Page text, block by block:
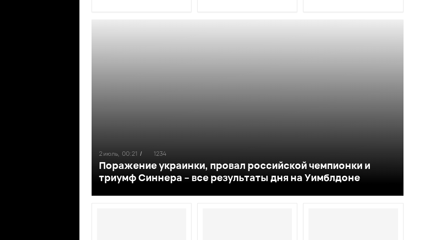
Поражение украинки, провал российской чемпионки и
триумф Синнера – все результаты дня на Уимблдоне
2 июль, 00:21 / 1234